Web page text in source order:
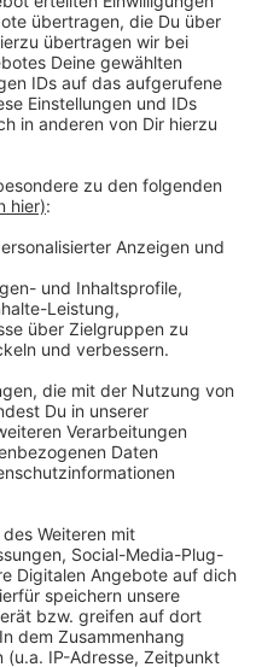
und einen
Letztes Jahr
Schlebusch den
In der Jury
Carro.
Feuerwache
läuft schleppend
nach Streit in Opladen